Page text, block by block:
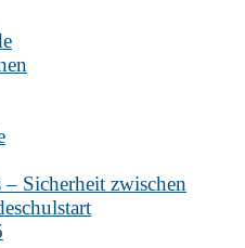
– Sicherheit zwischen